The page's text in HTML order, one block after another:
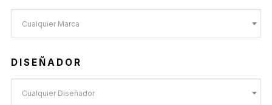
Cualquier Marca
DISEÑADOR
Cualquier Diseñador